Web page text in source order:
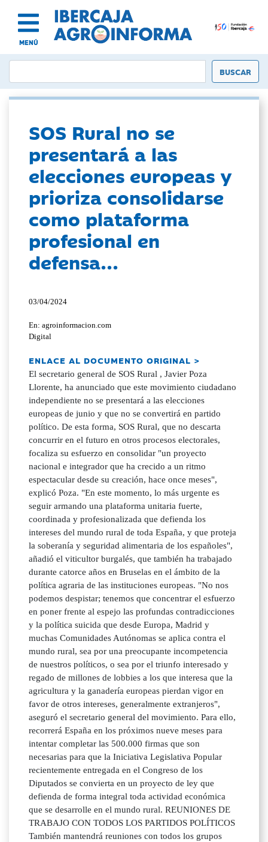
MENÚ
SOS Rural no se
presentará a las
elecciones europeas y
prioriza consolidarse
como plataforma
profesional en
defensa...
03/04/2024
En: agroinformacion.com
Digital
ENLACE AL DOCUMENTO ORIGINAL >
El secretario general de SOS Rural , Javier Poza
Llorente, ha anunciado que este movimiento ciudadano
independiente no se presentará a las elecciones
europeas de junio y que no se convertirá en partido
político. De esta forma, SOS Rural, que no descarta
concurrir en el futuro en otros procesos electorales,
focaliza su esfuerzo en consolidar "un proyecto
nacional e integrador que ha crecido a un ritmo
espectacular desde su creación, hace once meses",
explicó Poza. "En este momento, lo más urgente es
seguir armando una plataforma unitaria fuerte,
coordinada y profesionalizada que defienda los
intereses del mundo rural de toda España, y que proteja
la soberanía y seguridad alimentaria de los españoles",
añadió el viticultor burgalés, que también ha trabajado
durante catorce años en Bruselas en el ámbito de la
política agraria de las instituciones europeas. "No nos
podemos despistar; tenemos que concentrar el esfuerzo
en poner frente al espejo las profundas contradicciones
y la política suicida que desde Europa, Madrid y
muchas Comunidades Autónomas se aplica contra el
mundo rural, sea por una preocupante incompetencia
de nuestros políticos, o sea por el triunfo interesado y
regado de millones de lobbies a los que interesa que la
agricultura y la ganadería europeas pierdan vigor en
favor de otros intereses, generalmente extranjeros",
aseguró el secretario general del movimiento. Para ello,
recorrerá España en los próximos nueve meses para
intentar completar las 500.000 firmas que son
necesarias para que la Iniciativa Legislativa Popular
recientemente entregada en el Congreso de los
Diputados se convierta en un proyecto de ley que
defienda de forma integral toda actividad económica
que se desarrolle en el mundo rural. REUNIONES DE
TRABAJO CON TODOS LOS PARTIDOS POLÍTICOS
También mantendrá reuniones con todos los grupos